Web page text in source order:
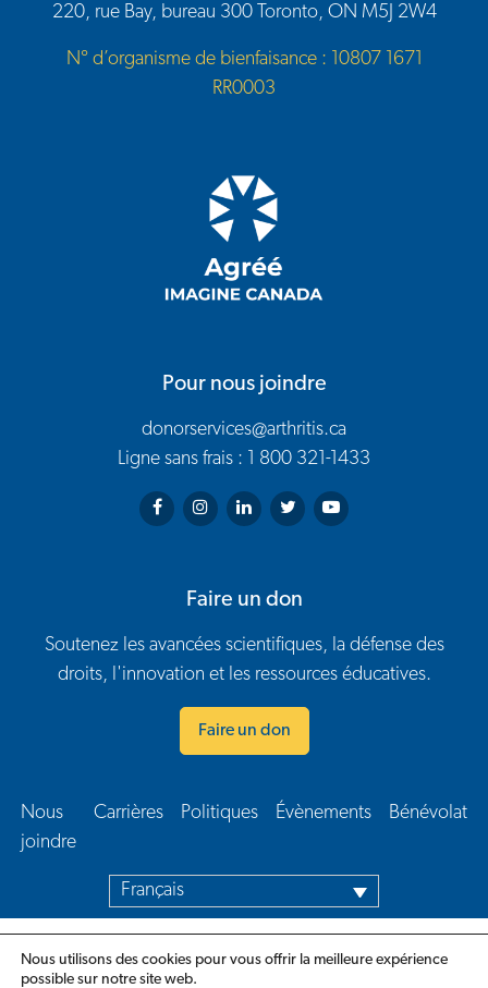
220, rue Bay, bureau 300 Toronto, ON M5J 2W4
N° d’organisme de bienfaisance : 10807 1671
RR0003
Pour nous joindre
donorservices@arthritis.ca
Ligne sans frais : 1 800 321-1433
Arthritis Society on Facebook
Arthritis Society on Instagram
Arthritis Society on LinkedIn
Arthritis Society on Twitter
Arthritis Society on
Faire un don
Soutenez les avancées scientifiques, la défense des
droits, l'innovation et les ressources éducatives.
Faire un don
Navigation en bas de page
Nous
joindre​
Carrières Politiques Évènements Bénévolat
Français
Nous utilisons des cookies pour vous offrir la meilleure expérience
possible sur notre site web.